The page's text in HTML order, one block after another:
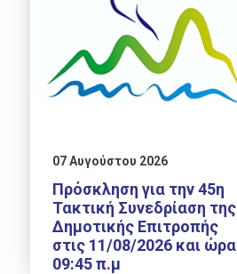
07 Αυγούστου 2026
Πρόσκληση για την 45η
Τακτική Συνεδρίαση της
Δημοτικής Επιτροπής
στις 11/08/2026 και ώρα
09:45 π.μ